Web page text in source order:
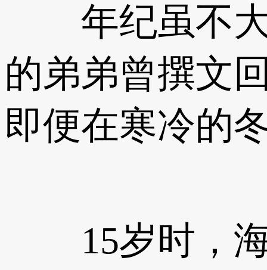
年纪虽不大
的弟弟曾撰文
即便在寒冷的
15岁时，海